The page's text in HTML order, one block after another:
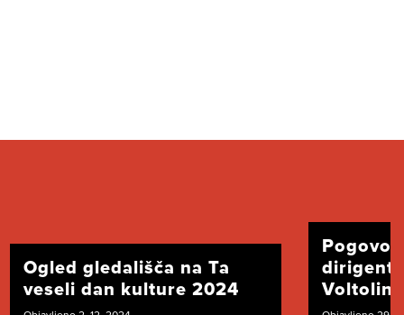
Ogled gledališča na Ta
veseli dan kulture 2024